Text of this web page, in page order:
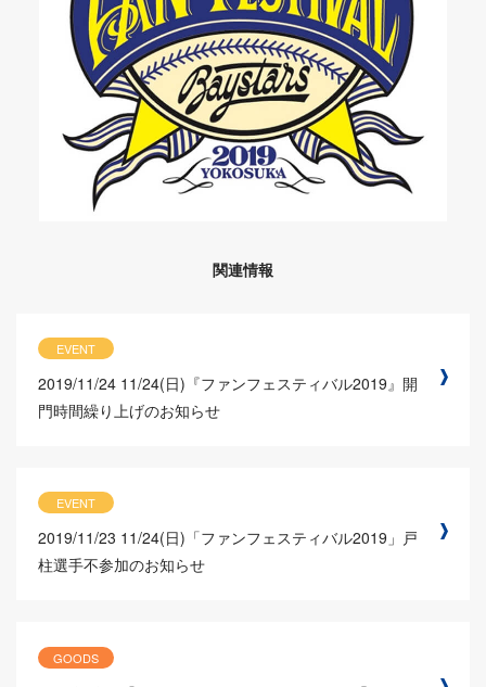
関連情報
EVENT
2019/11/24 11/24(日)『ファンフェスティバル2019』開
門時間繰り上げのお知らせ
EVENT
2019/11/23 11/24(日)「ファンフェスティバル2019」戸
柱選手不参加のお知らせ
GOODS